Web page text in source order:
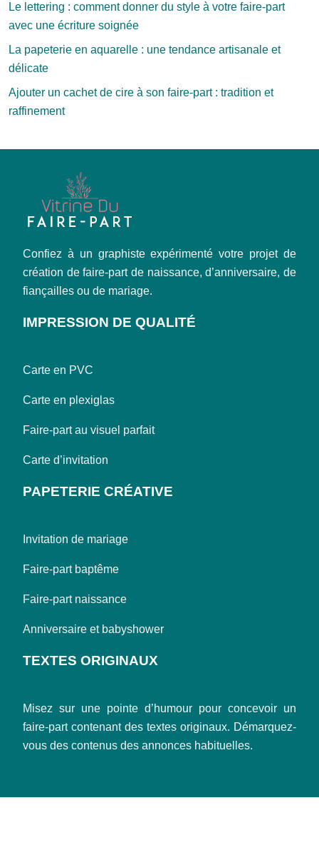
Le lettering : comment donner du style à votre faire-part
avec une écriture soignée
La papeterie en aquarelle : une tendance artisanale et
délicate
Ajouter un cachet de cire à son faire-part : tradition et
raffinement
Confiez à un graphiste expérimenté votre projet de
création de faire-part de naissance, d’anniversaire, de
fiançailles ou de mariage.
IMPRESSION DE QUALITÉ
Carte en PVC
Carte en plexiglas
Faire-part au visuel parfait
Carte d’invitation
PAPETERIE CRÉATIVE
Invitation de mariage
Faire-part baptême
Faire-part naissance
Anniversaire et babyshower
TEXTES ORIGINAUX
Misez sur une pointe d’humour pour concevoir un
faire-part contenant des textes originaux. Démarquez-
vous des contenus des annonces habituelles.